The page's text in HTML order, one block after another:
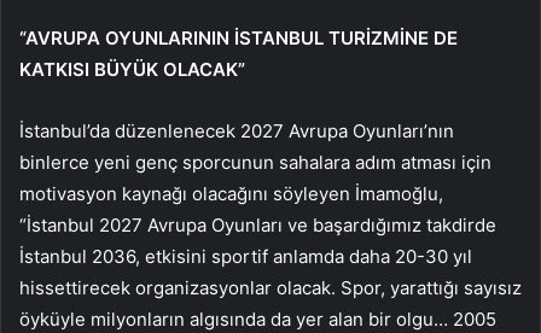
“AVRUPA OYUNLARININ İSTANBUL TURİZMİNE DE
KATKISI BÜYÜK OLACAK”
İstanbul’da düzenlenecek 2027 Avrupa Oyunları’nın
binlerce yeni genç sporcunun sahalara adım atması için
motivasyon kaynağı olacağını söyleyen İmamoğlu,
“İstanbul 2027 Avrupa Oyunları ve başardığımız takdirde
İstanbul 2036, etkisini sportif anlamda daha 20-30 yıl
hissettirecek organizasyonlar olacak. Spor, yarattığı sayısız
öyküyle milyonların algısında da yer alan bir olgu… 2005